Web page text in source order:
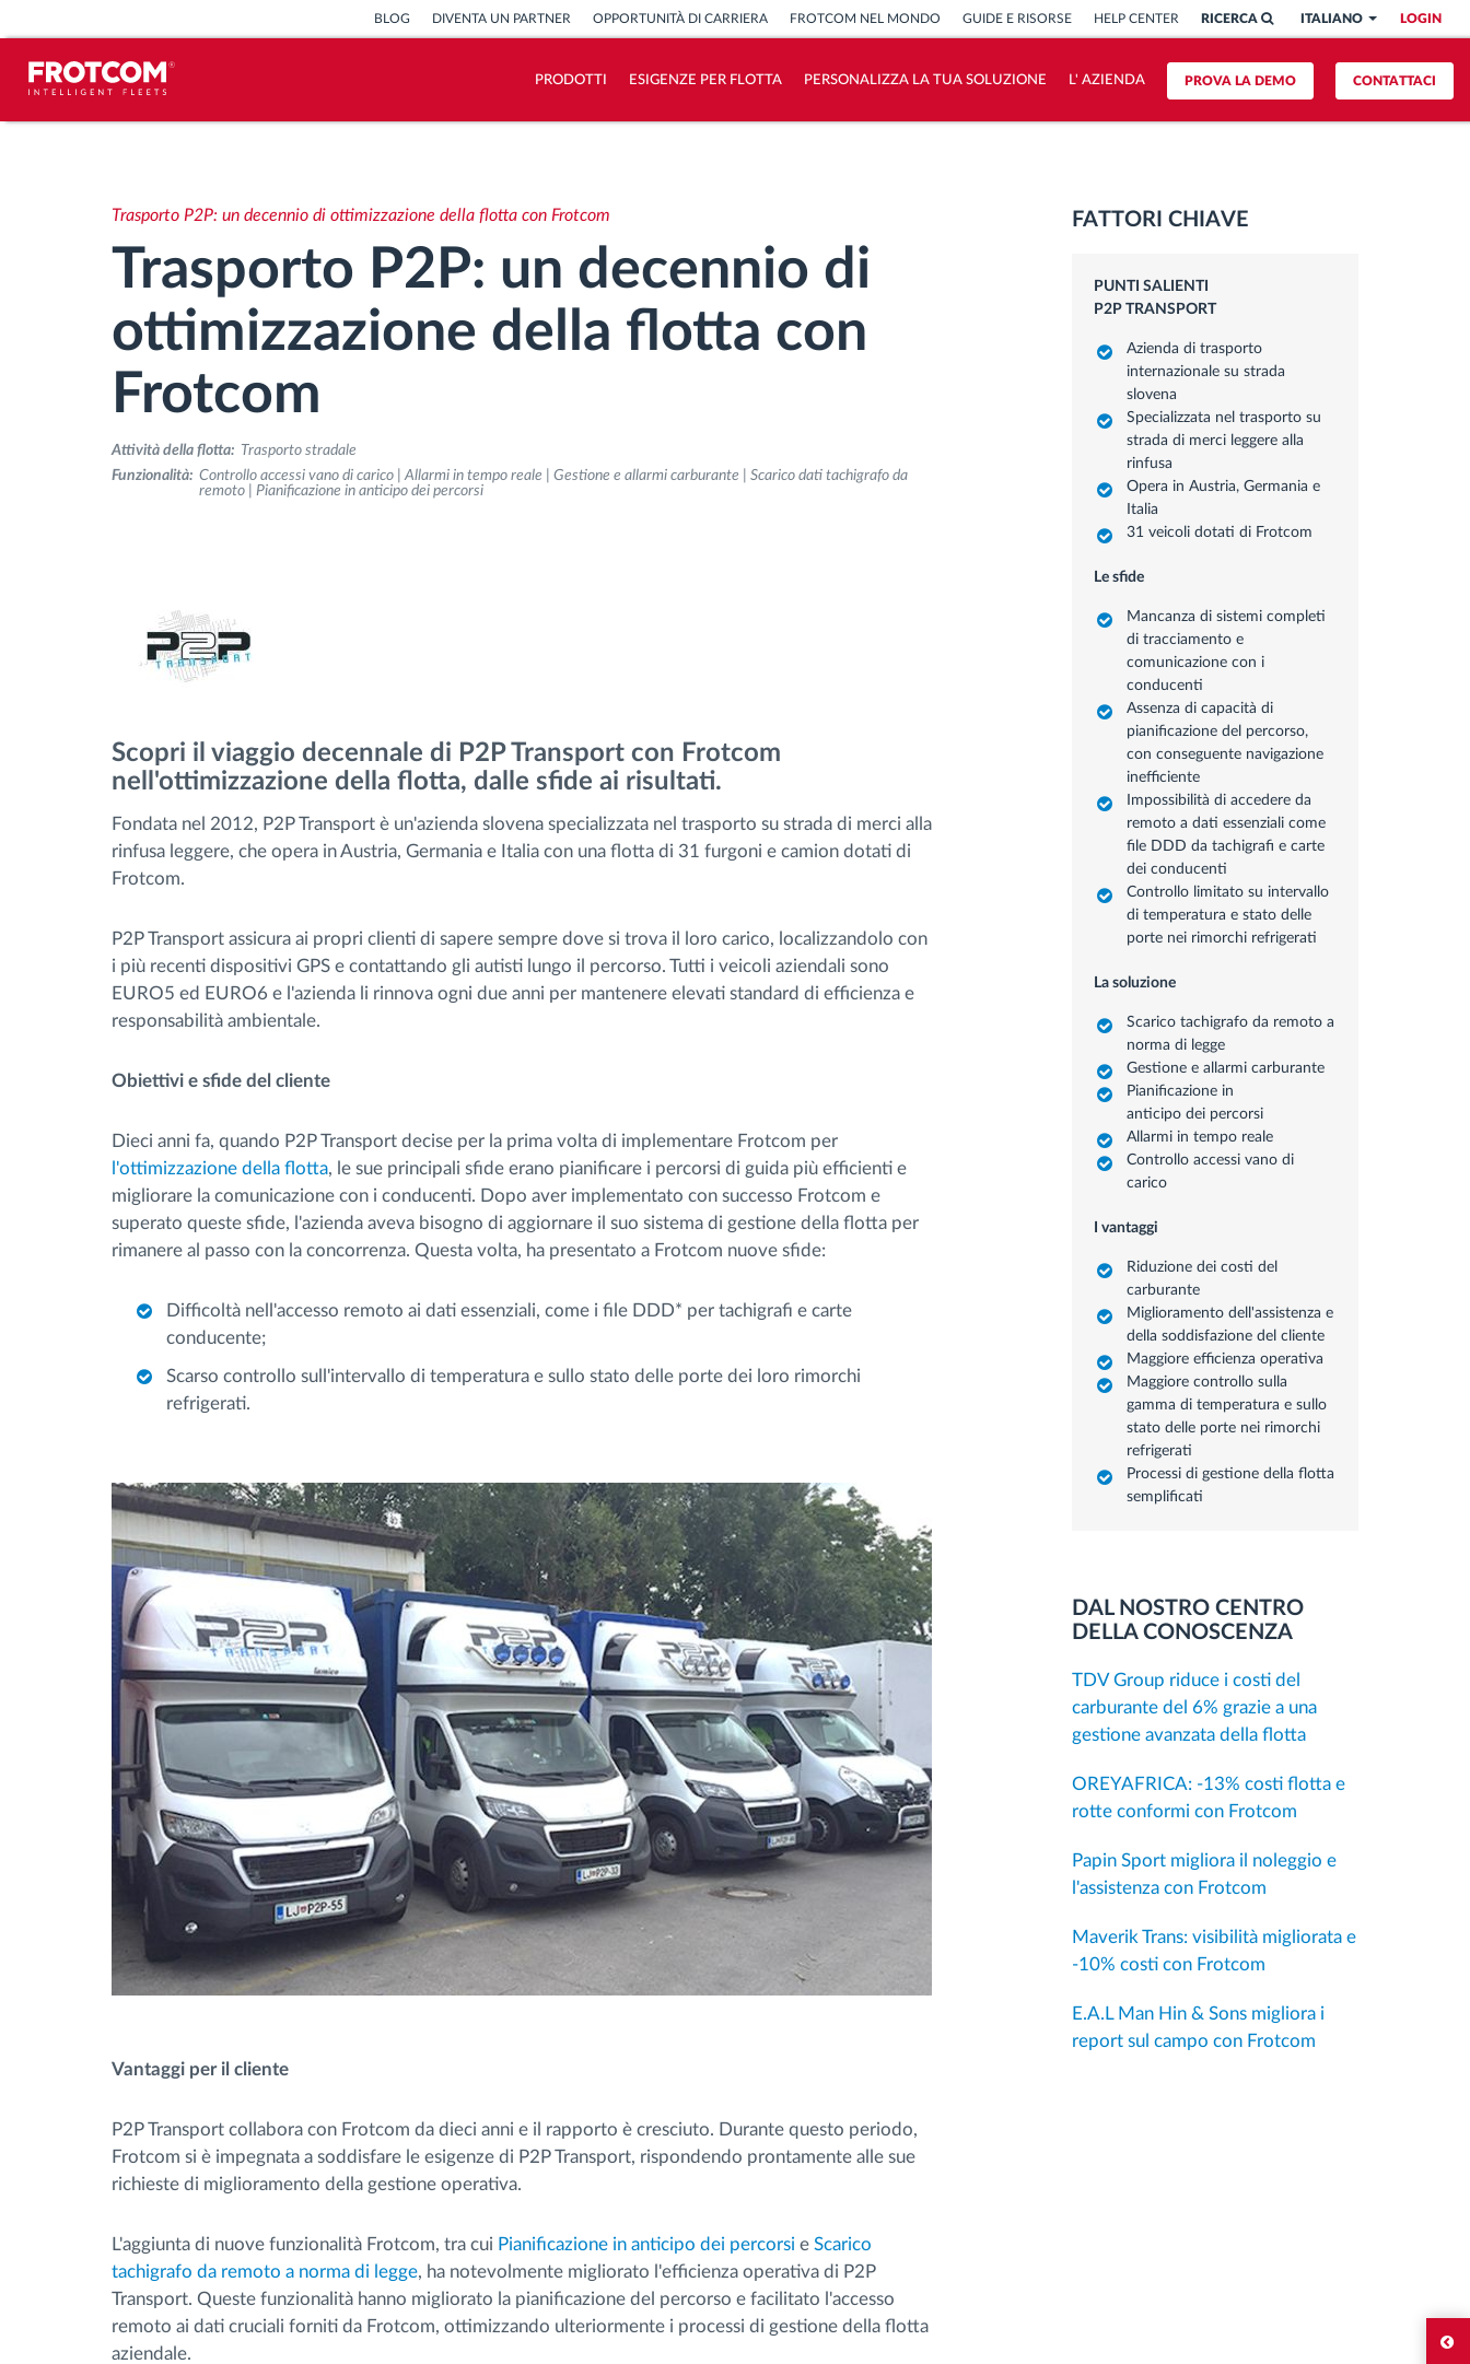
LOGIN
ITALIANO
RICERCA
BLOG DIVENTA UN PARTNER OPPORTUNITÀ DI CARRIERA FROTCOM NEL MONDO GUIDE E RISORSE HELP CENTER
CONTATTACI
PROVA LA DEMO
PRODOTTI ESIGENZE PER FLOTTA PERSONALIZZA LA TUA SOLUZIONE L' AZIENDA
Monitoraggio dei tempi di guida
Controllo accessi
Pianificazione dei percorsi e
monitoraggio
Scopri tutte le caratteristiche
Trasporto P2P: un decennio di ottimizzazione della flotta con Frotcom
Trasporto P2P: un decennio di
ottimizzazione della flotta con
Frotcom
Attività della flotta: Trasporto stradale
Funzionalità: Controllo accessi vano di carico | Allarmi in tempo reale | Gestione e allarmi carburante | Scarico dati tachigrafo da
remoto | Pianificazione in anticipo dei percorsi
Scopri il viaggio decennale di P2P Transport con Frotcom
nell'ottimizzazione della flotta, dalle sfide ai risultati.
Fondata nel 2012, P2P Transport è un'azienda slovena specializzata nel trasporto su strada di merci alla
rinfusa leggere, che opera in Austria, Germania e Italia con una flotta di 31 furgoni e camion dotati di
Frotcom.
P2P Transport assicura ai propri clienti di sapere sempre dove si trova il loro carico, localizzandolo con
i più recenti dispositivi GPS e contattando gli autisti lungo il percorso. Tutti i veicoli aziendali sono
EURO5 ed EURO6 e l'azienda li rinnova ogni due anni per mantenere elevati standard di efficienza e
responsabilità ambientale.
Obiettivi e sfide del cliente
Dieci anni fa, quando P2P Transport decise per la prima volta di implementare Frotcom per
l'ottimizzazione della flotta, le sue principali sfide erano pianificare i percorsi di guida più efficienti e
migliorare la comunicazione con i conducenti. Dopo aver implementato con successo Frotcom e
superato queste sfide, l'azienda aveva bisogno di aggiornare il suo sistema di gestione della flotta per
rimanere al passo con la concorrenza. Questa volta, ha presentato a Frotcom nuove sfide:
Difficoltà nell'accesso remoto ai dati essenziali, come i file DDD* per tachigrafi e carte
conducente;
Scarso controllo sull'intervallo di temperatura e sullo stato delle porte dei loro rimorchi
refrigerati.
Vantaggi per il cliente
P2P Transport collabora con Frotcom da dieci anni e il rapporto è cresciuto. Durante questo periodo,
Frotcom si è impegnata a soddisfare le esigenze di P2P Transport, rispondendo prontamente alle sue
richieste di miglioramento della gestione operativa.
L'aggiunta di nuove funzionalità Frotcom, tra cui Pianificazione in anticipo dei percorsi e Scarico
tachigrafo da remoto a norma di legge, ha notevolmente migliorato l'efficienza operativa di P2P
Transport. Queste funzionalità hanno migliorato la pianificazione del percorso e facilitato l'accesso
remoto ai dati cruciali forniti da Frotcom, ottimizzando ulteriormente i processi di gestione della flotta
aziendale.
FATTORI CHIAVE
PUNTI SALIENTI
P2P TRANSPORT
Azienda di trasporto
internazionale su strada
slovena
Specializzata nel trasporto su
strada di merci leggere alla
rinfusa
Opera in Austria, Germania e
Italia
31 veicoli dotati di Frotcom
Le sfide
Mancanza di sistemi completi
di tracciamento e
comunicazione con i
conducenti
Assenza di capacità di
pianificazione del percorso,
con conseguente navigazione
inefficiente
Impossibilità di accedere da
remoto a dati essenziali come
file DDD da tachigrafi e carte
dei conducenti
Controllo limitato su intervallo
di temperatura e stato delle
porte nei rimorchi refrigerati
La soluzione
Scarico tachigrafo da remoto a
norma di legge
Gestione e allarmi carburante
Pianificazione in
anticipo dei percorsi
Allarmi in tempo reale
Controllo accessi vano di
carico
I vantaggi
Riduzione dei costi del
carburante
Miglioramento dell'assistenza e
della soddisfazione del cliente
Maggiore efficienza operativa
Maggiore controllo sulla
gamma di temperatura e sullo
stato delle porte nei rimorchi
refrigerati
Processi di gestione della flotta
semplificati
DAL NOSTRO CENTRO
DELLA CONOSCENZA
TDV Group riduce i costi del
carburante del 6% grazie a una
gestione avanzata della flotta
OREYAFRICA: -13% costi flotta e
rotte conformi con Frotcom
Papin Sport migliora il noleggio e
l'assistenza con Frotcom
Maverik Trans: visibilità migliorata e
-10% costi con Frotcom
E.A.L Man Hin & Sons migliora i
report sul campo con Frotcom